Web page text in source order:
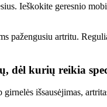
Ieškokite geresnio
pažengusiu artritu.
dėl kurių reikia
išsausėjimas,